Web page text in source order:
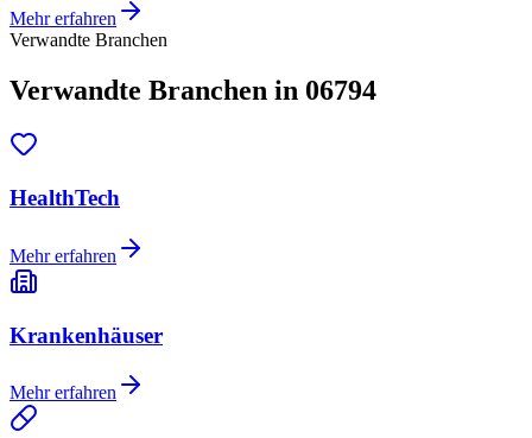
Mehr erfahren
Verwandte Branchen
Verwandte Branchen in 06794
HealthTech
Mehr erfahren
Krankenhäuser
Mehr erfahren